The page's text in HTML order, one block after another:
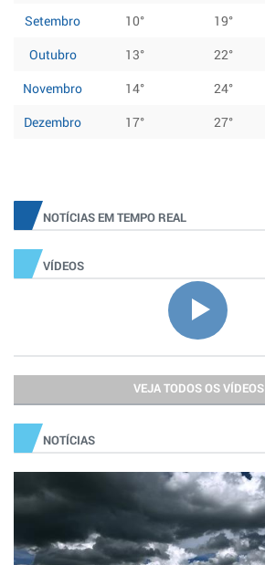
Setembro
10° 19°
Outubro
13° 22°
Novembro
14° 24°
Dezembro
17° 27°
NOTÍCIAS EM TEMPO REAL
VÍDEOS
VEJA TODOS OS VÍDEOS
NOTÍCIAS